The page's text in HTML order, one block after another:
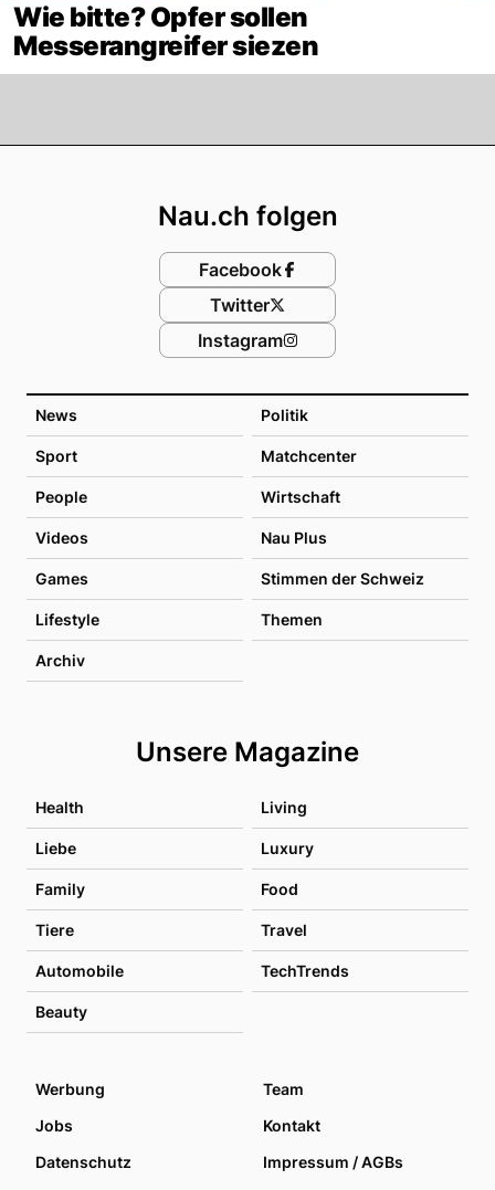
Wie bitte? Opfer sollen
Messerangreifer siezen
News Politik
Sport Matchcenter
People Wirtschaft
Videos Nau Plus
Games Stimmen der Schweiz
Lifestyle Themen
Archiv
Unsere Magazine
Health Living
Liebe Luxury
Family Food
Tiere Travel
Automobile TechTrends
Beauty
Nau.ch folgen
Facebook
Twitter
Instagram
Werbung
Team
Jobs
Kontakt
Datenschutz
Impressum / AGBs